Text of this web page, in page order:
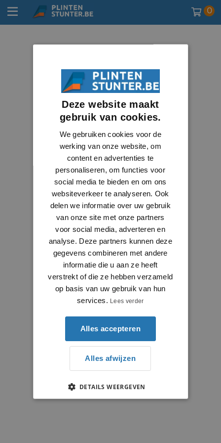
0
Deze website maakt
gebruik van cookies.
We gebruiken cookies voor de
werking van onze website, om
content en advertenties te
personaliseren, om functies voor
social media te bieden en om ons
websiteverkeer te analyseren. Ook
delen we informatie over uw gebruik
van onze site met onze partners
voor social media, adverteren en
analyse. Deze partners kunnen deze
gegevens combineren met andere
informatie die u aan ze heeft
verstrekt of die ze hebben verzameld
op basis van uw gebruik van hun
services.
Lees verder
Alles accepteren
Alles afwijzen
DETAILS WEERGEVEN